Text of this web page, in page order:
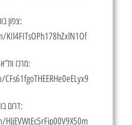
צפון בוואטסאפ:
מרכז ות”א בוואטסאפ:
דרום בוואטסאפ: